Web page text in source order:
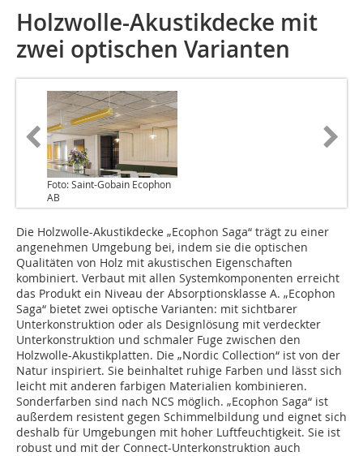
Holzwolle-Akustikdecke mit
zwei optischen Varianten
Foto: Saint-Gobain Ecophon
AB
Die Holzwolle-Akustikdecke „Ecophon Saga“ trägt zu einer
angenehmen Umgebung bei, indem sie die optischen
Qualitäten von Holz mit akustischen Eigenschaften
kombiniert. Verbaut mit allen Systemkomponenten erreicht
das Produkt ein Niveau der Absorptionsklasse A. „Ecophon
Saga“ bietet zwei optische Varianten: mit sichtbarer
Unterkonstruktion oder als Designlösung mit verdeckter
Unterkonstruktion und schmaler Fuge zwischen den
Holzwolle-Akustikplatten. Die „Nordic Collection“ ist von der
Natur inspiriert. Sie beinhaltet ruhige Farben und lässt sich
leicht mit anderen farbigen Materialien kombinieren.
Sonderfarben sind nach NCS möglich. „Ecophon Saga“ ist
außerdem resistent gegen Schimmelbildung und eignet sich
deshalb für Umgebungen mit hoher Luftfeuchtigkeit. Sie ist
robust und mit der Connect-Unterkonstruktion auch